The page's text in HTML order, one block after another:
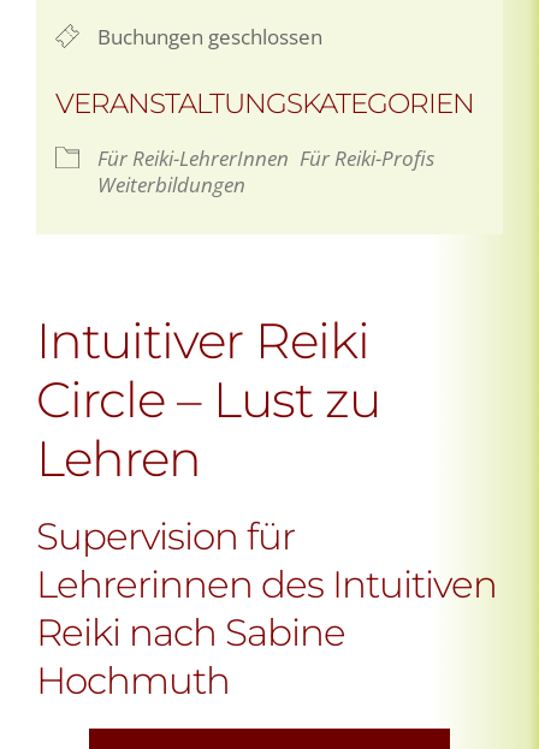
Buchungen geschlossen
VERANSTALTUNGSKATEGORIEN
Für Reiki-LehrerInnen Für Reiki-Profis
Weiterbildungen
Intuitiver Reiki
Circle – Lust zu
Lehren
Supervision für
Lehrerinnen des Intuitiven
Reiki nach Sabine
Hochmuth